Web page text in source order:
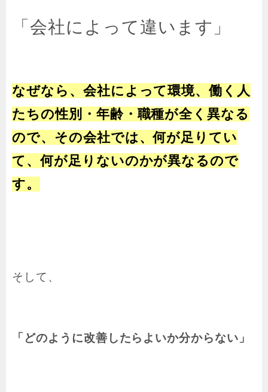
「会社によって違います」
なぜなら、会社によって環境、働く人
たちの性別・年齢・職種が全く異なる
ので、その会社では、何が足りてい
て、何が足りないのかが異なるので
す。
そして、
「どのように改善したらよいか分からない」